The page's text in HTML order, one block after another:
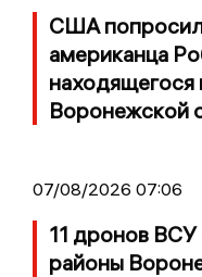
США
американца
находящегося
Воронежской
07/08/2026 07:06
11 дронов ВСУ
районы